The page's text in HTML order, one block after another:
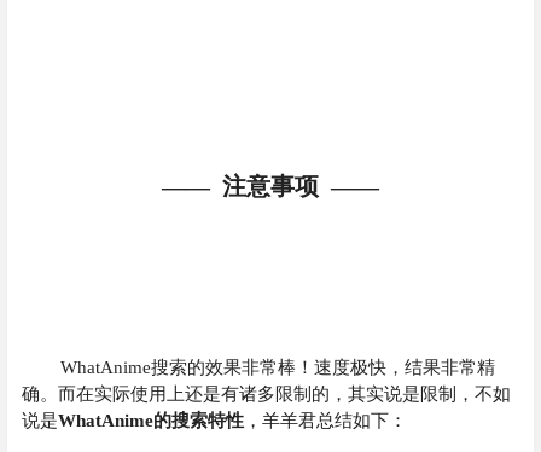
—— 注意事项 ——
WhatAnime搜索的效果非常棒！速度极快，结果非常精
确。而在实际使用上还是有诸多限制的，其实说是限制，不如
说是WhatAnime的搜索特性 ，羊羊君总结如下：